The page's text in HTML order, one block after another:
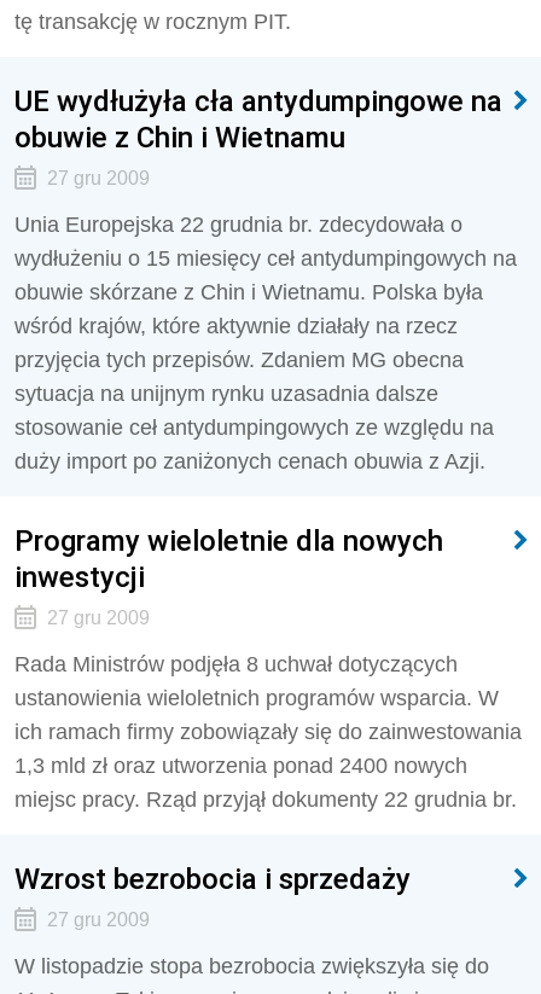
tę transakcję w rocznym PIT.
UE wydłużyła cła antydumpingowe na
obuwie z Chin i Wietnamu
27 gru 2009
Unia Europejska 22 grudnia br. zdecydowała o
wydłużeniu o 15 miesięcy ceł antydumpingowych na
obuwie skórzane z Chin i Wietnamu. Polska była
wśród krajów, które aktywnie działały na rzecz
przyjęcia tych przepisów. Zdaniem MG obecna
sytuacja na unijnym rynku uzasadnia dalsze
stosowanie ceł antydumpingowych ze względu na
duży import po zaniżonych cenach obuwia z Azji.
Programy wieloletnie dla nowych
inwestycji
27 gru 2009
Rada Ministrów podjęła 8 uchwał dotyczących
ustanowienia wieloletnich programów wsparcia. W
ich ramach firmy zobowiązały się do zainwestowania
1,3 mld zł oraz utworzenia ponad 2400 nowych
miejsc pracy. Rząd przyjął dokumenty 22 grudnia br.
Wzrost bezrobocia i sprzedaży
27 gru 2009
W listopadzie stopa bezrobocia zwiększyła się do